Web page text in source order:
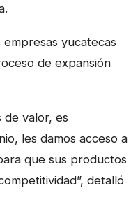
yucatecas
de expansión
de valor, es
les damos acceso a
que sus productos
detalló